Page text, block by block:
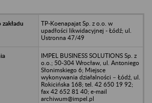
TP-Koenapajat Sp. z o.o. w
upadłości likwidacyjnej - Łódź; ul.
Ustronna 47/49
IMPEL BUSINESS SOLUTIONS Sp. z
o.o.; 50-304 Wrocław, ul. Antoniego
Słonimskiego 6; Miejsce
wykonywania działalności – Łódź, ul.
Rokicińska 168; tel. 42 650 19 92;
fax 42 652 81 40; e-mail
archiwum@impel.pl